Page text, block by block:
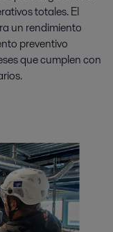
totales. El
un rendimiento
preventivo
que cumplen con